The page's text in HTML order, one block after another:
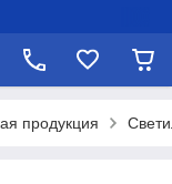
продукция